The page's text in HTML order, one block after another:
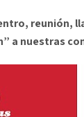
reunión,
a nuestras